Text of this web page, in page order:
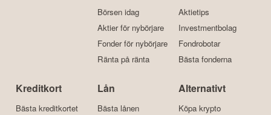
Börsen idag
Aktier för nybörjare
Fonder för nybörjare
Ränta på ränta
Aktietips
Investmentbolag
Fondrobotar
Bästa fonderna
Kreditkort
Bästa kreditkortet
Lån
Bästa lånen
Alternativt
Köpa krypto